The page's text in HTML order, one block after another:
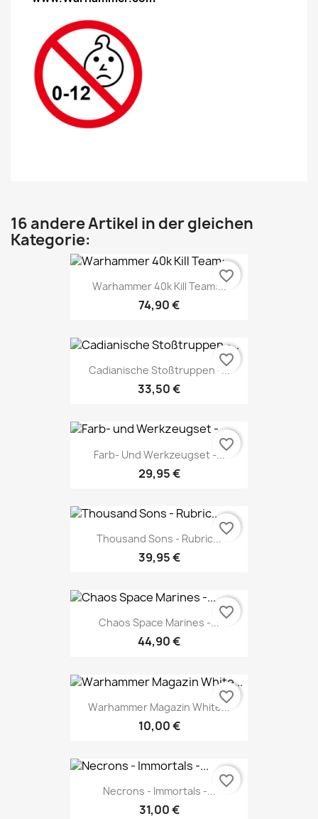
16 andere Artikel in der gleichen
Kategorie:
Warhammer 40k Kill Team:...
74,90 €
favorite_border
Cadianische Stoßtruppen -...
33,50 €
favorite_border
Farb- Und Werkzeugset -...
29,95 €
favorite_border
Thousand Sons - Rubric...
39,95 €
favorite_border
Chaos Space Marines -...
44,90 €
favorite_border
Warhammer Magazin White...
10,00 €
favorite_border
Necrons - Immortals -...
31,00 €
favorite_border